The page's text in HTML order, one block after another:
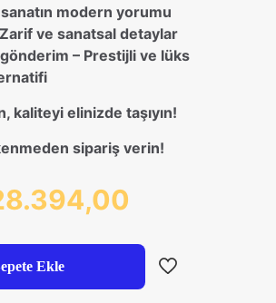
modern yorumu
ve sanatsal detaylar
– Prestijli ve lüks
kaliteyi elinizde taşıyın!
sipariş verin!
fiyat:
Ekle